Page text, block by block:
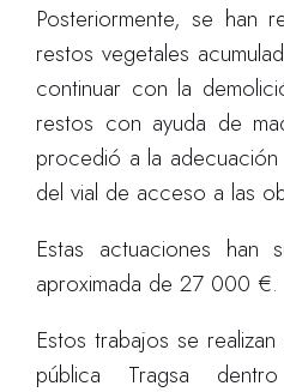
Posteriormente, se han
restos vegetales
continuar con la
restos con ayuda de
procedió a la
del vial de acceso a las
Estas actuaciones han
aproximada de 27 000 €.
Estos trabajos se
pública Tragsa